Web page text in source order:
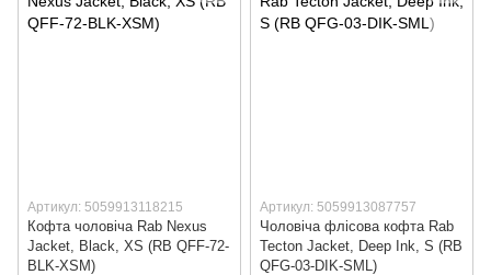
Артикул: 5059913118215
Кофта чоловіча Rab Nexus
Jacket, Black, XS (RB QFF-72-
BLK-XSM)
Артикул: 5059913087757
Чоловіча флісова кофта Rab
Tecton Jacket, Deep Ink, S (RB
QFG-03-DIK-SML)